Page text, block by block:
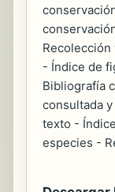
- Índice de
Bibliografía
consultada
texto -
especies -